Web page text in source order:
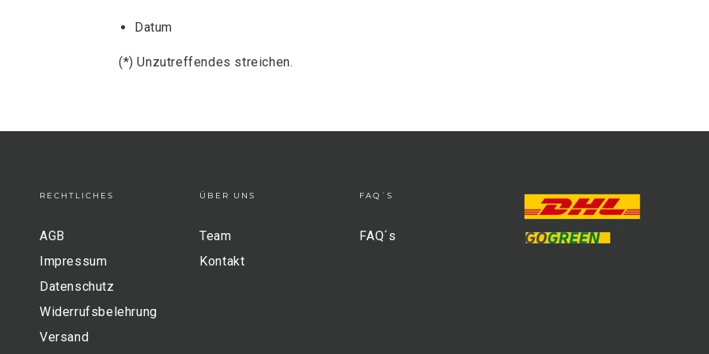
Datum
(*) Unzutreffendes streichen.
RECHTLICHES
AGB
Impressum
Datenschutz
Widerrufsbelehrung
Versand
ÜBER UNS
Team
Kontakt
FAQ´S
FAQ´s